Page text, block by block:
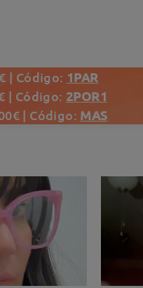
| Código: 1PAR
| Código: 2POR1
| Código: MAS